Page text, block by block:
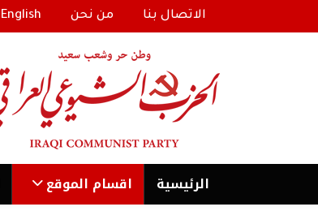
الاتصال بنا من نحن English
الرئیسية اقسام الموقع